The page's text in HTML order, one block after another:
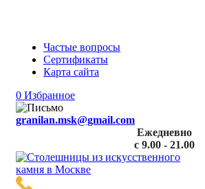
Частые вопросы
Сертификаты
Карта сайта
0 Избранное
granilan.msk@gmail.com
Ежедневно
с 9.00 - 21.00